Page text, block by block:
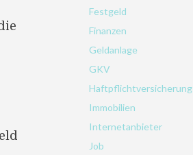
Festgeld
Finanzen
Geldanlage
GKV
Haftpflichtversicherung
Immobilien
Internetanbieter
Job